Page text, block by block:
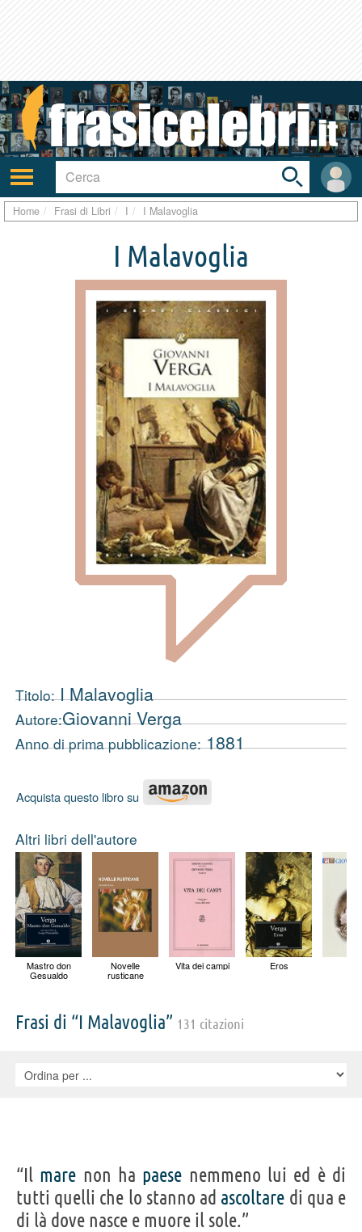
Attiva/disattiva
navigazione
User
area
Toggle
search
bar
Home Frasi di Libri I I Malavoglia
I Malavoglia
Titolo:I Malavoglia
Autore:Giovanni Verga
Anno di prima pubblicazione:1881
Acquista questo libro su
Altri libri dell'autore
Mastro don
Gesualdo
Novelle
rusticane
Vita dei campi Eros
Frasi di “I Malavoglia” 131 citazioni
“Il mare non ha paese nemmeno lui ed è di
tutti quelli che lo stanno ad ascoltare di qua e
di là dove nasce e muore il sole.”